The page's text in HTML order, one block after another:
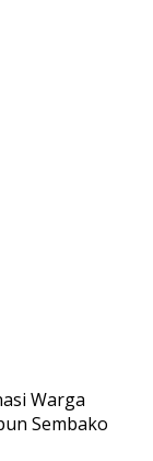
Warga
Sembako